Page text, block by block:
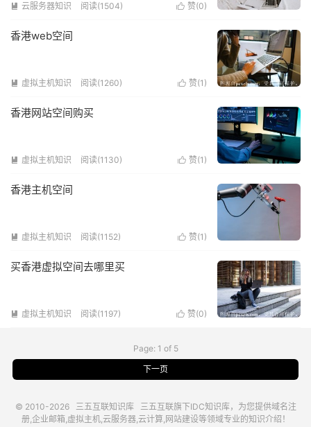
 云服务器知识 阅读(1504)  赞(0)
香港web空间
 虚拟主机知识 阅读(1260)  赞(1 )
香港网站空间购买
 虚拟主机知识 阅读(1130)  赞(1 )
香港主机空间
 虚拟主机知识 阅读(1152)  赞(1 )
买香港虚拟空间去哪里买
 虚拟主机知识 阅读(1197)  赞(0)
Page: 1 of 5
下一页
© 2010-2026 三五互联知识库 三五互联旗下IDC知识库，为您提供域名注
册,企业邮箱,虚拟主机,云服务器,云计算,网站建设等领域专业的知识介绍！